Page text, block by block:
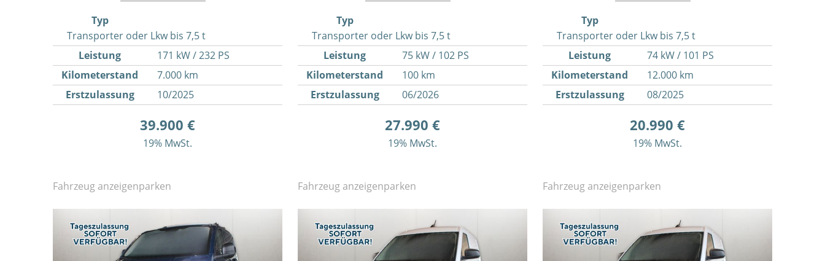
Typ
Transporter oder Lkw bis 7,5 t
Leistung
171 kW / 232 PS
Kilometerstand
7.000 km
Erstzulassung
10/2025
39.900 €
19% MwSt.
Fahrzeug anzeigenparken
Typ
Transporter oder Lkw bis 7,5 t
Leistung
75 kW / 102 PS
Kilometerstand
100 km
Erstzulassung
06/2026
27.990 €
19% MwSt.
Fahrzeug anzeigenparken
Typ
Transporter oder Lkw bis 7,5 t
Leistung
74 kW / 101 PS
Kilometerstand
12.000 km
Erstzulassung
08/2025
20.990 €
19% MwSt.
Fahrzeug anzeigenparken